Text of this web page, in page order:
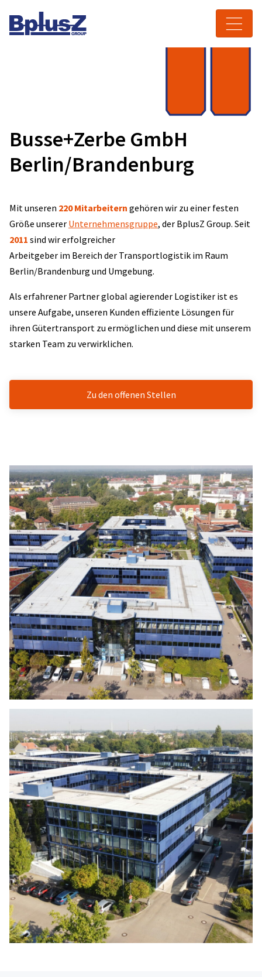
Toggle navigation
Busse+Zerbe GmbH
Berlin/Brandenburg
Mit unseren 220 Mitarbeitern gehören wir zu einer festen
Größe unserer Unternehmensgruppe, der BplusZ Group. Seit
2011 sind wir erfolgreicher
Arbeitgeber im Bereich der Transportlogistik im Raum
Berlin/Brandenburg und Umgebung.
Als erfahrener Partner global agierender Logistiker ist es
unsere Aufgabe, unseren Kunden effiziente Lösungen für
ihren Gütertransport zu ermöglichen und diese mit unserem
starken Team zu verwirklichen.
Zu den offenen Stellen